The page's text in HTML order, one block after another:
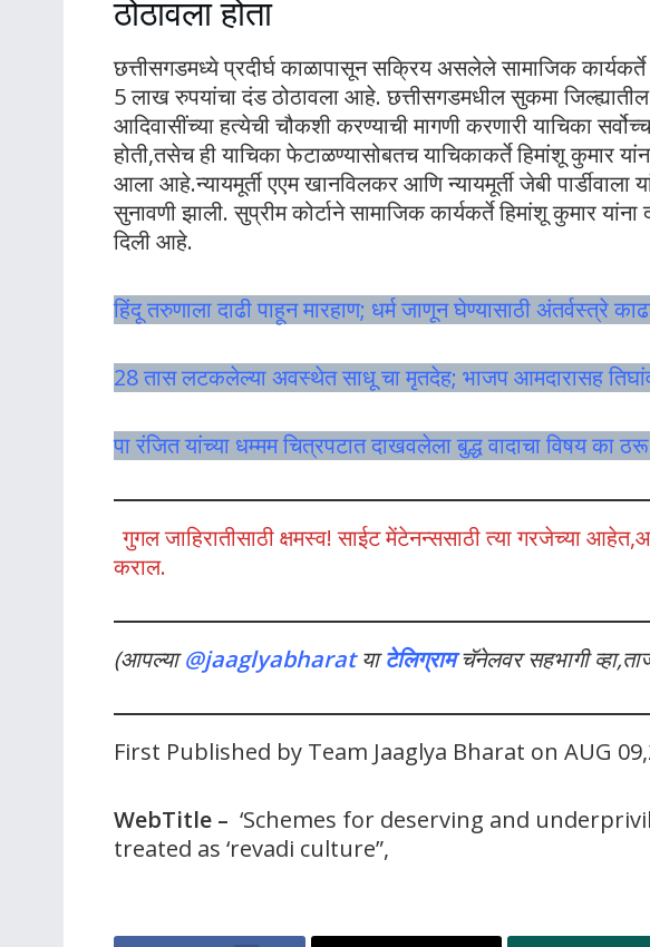
ठोठावला होता
छत्तीसगडमध्ये प्रदीर्घ काळापासून सक्रिय असलेले सामाजिक कार्यकर्ते
5 लाख रुपयांचा दंड ठोठावला आहे. छत्तीसगडमधील सुकमा
आदिवासींच्या हत्येची चौकशी करण्याची मागणी करणारी याचिका
होती,तसेच ही याचिका फेटाळण्यासोबतच याचिकाकर्ते हिमांशू कुमार
आला आहे.न्यायमूर्ती एएम खानविलकर आणि न्यायमूर्ती जेबी पार्डीवाला
सुनावणी झाली. सुप्रीम कोर्टाने सामाजिक कार्यकर्ते हिमांशू कुमार
दिली आहे.
हिंदू तरुणाला दाढी पाहून मारहाण; धर्म जाणून घेण्यासाठी अंतर्वस्त्रे
28 तास लटकलेल्या अवस्थेत साधू चा मृतदेह; भाजप आमदारासह
पा रंजित यांच्या धम्मम चित्रपटात दाखवलेला बुद्ध वादाचा विषय का
गुगल जाहिरातीसाठी क्षमस्व! साईट मेंटेनन्ससाठी त्या गरजेच्या
कराल.
(आपल्या@jaaglyabharat याटेलिग्राम चॅनेलवर सहभागी
First Published by Team Jaaglya Bharat on AUG
WebTitle – ‘Schemes for deserving and
treated as ‘revadi culture”,